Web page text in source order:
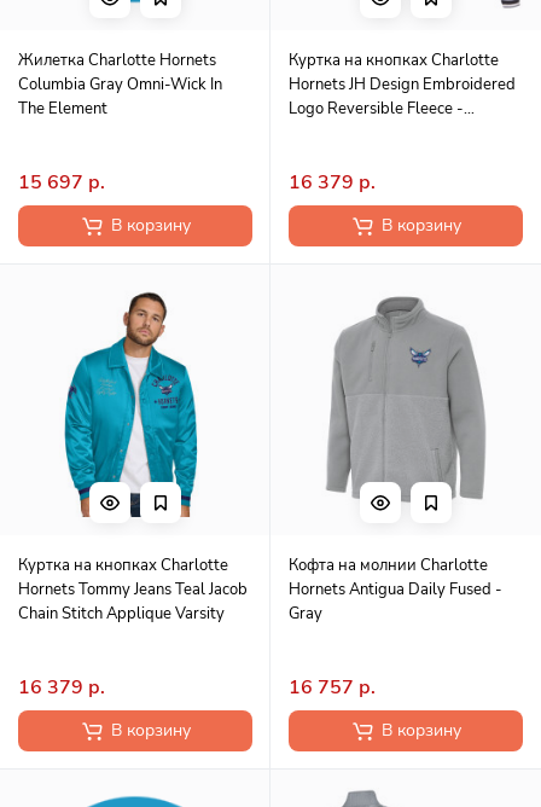
Жилетка Charlotte Hornets
Columbia Gray Omni-Wick In
The Element
15 697 р.
В корзину
Куртка на кнопках Charlotte
Hornets JH Design Embroidered
Logo Reversible Fleece -
16 379 р.
В корзину
Куртка на кнопках Charlotte
Hornets Tommy Jeans Teal Jacob
Chain Stitch Applique Varsity
16 379 р.
В корзину
Кофта на молнии Charlotte
Hornets Antigua Daily Fused -
Gray
16 757 р.
В корзину